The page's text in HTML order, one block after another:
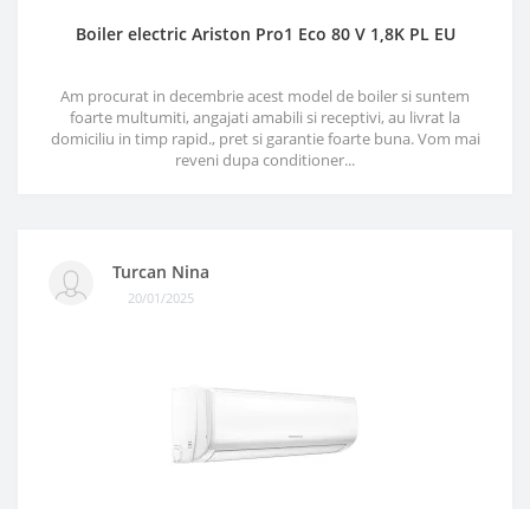
Boiler electric Ariston Pro1 Eco 80 V 1,8K PL EU
Am procurat in decembrie acest model de boiler si suntem
foarte multumiti, angajati amabili si receptivi, au livrat la
domiciliu in timp rapid., pret si garantie foarte buna. Vom mai
reveni dupa conditioner...
Turcan Nina
20/01/2025